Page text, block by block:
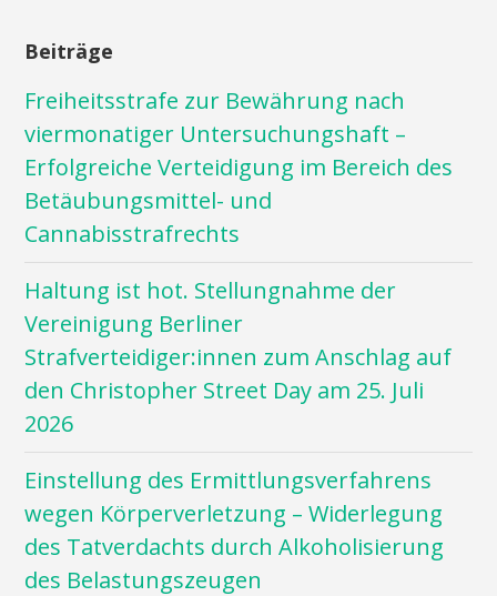
Beiträge
Freiheitsstrafe zur Bewährung nach
viermonatiger Untersuchungshaft –
Erfolgreiche Verteidigung im Bereich des
Betäubungsmittel- und
Cannabisstrafrechts
Haltung ist hot. Stellungnahme der
Vereinigung Berliner
Strafverteidiger:innen zum Anschlag auf
den Christopher Street Day am 25. Juli
2026
Einstellung des Ermittlungsverfahrens
wegen Körperverletzung – Widerlegung
des Tatverdachts durch Alkoholisierung
des Belastungszeugen